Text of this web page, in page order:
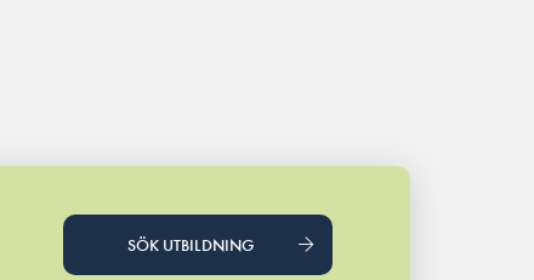
SÖK UTBILDNING